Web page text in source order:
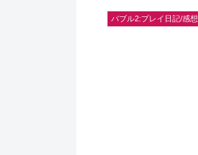
バブル2:プレイ日記/感想